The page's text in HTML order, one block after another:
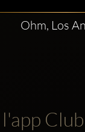
Ohm, Los